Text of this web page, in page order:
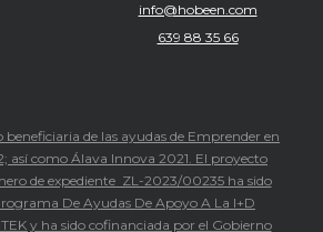
info@hobeen.com
639 88 35 66
beneficiaria de las ayudas de Emprender en
así como Álava Innova 2021. El proyecto
de expediente ZL-2023/00235 ha sido
De Ayudas De Apoyo A La I+D
y ha sido cofinanciada por el Gobierno